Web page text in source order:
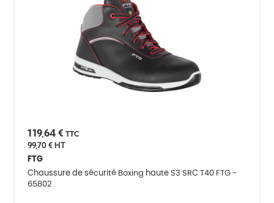
119,64 € TTC
99,70 €HT
FTG
Chaussure de sécurité Boxing haute S3 SRC T40 FTG -
65802